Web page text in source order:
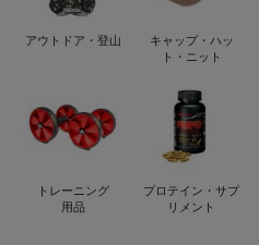
アウトドア・登山
キャップ・ハッ
ト・ニット
トレーニング
用品
プロテイン・サプ
リメント